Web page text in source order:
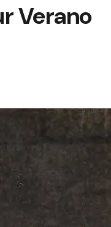
Verano